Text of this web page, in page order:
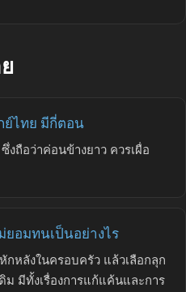
ย์ไทย มีกี่ตอน
ถือว่าค่อนข้างยาว ควรเผื่อ
ยอมทนเป็นอย่างไร
กหลังในครอบครัว แล้วเลือกลุก
มีทั้งเรื่องการแก้แค้นและการ